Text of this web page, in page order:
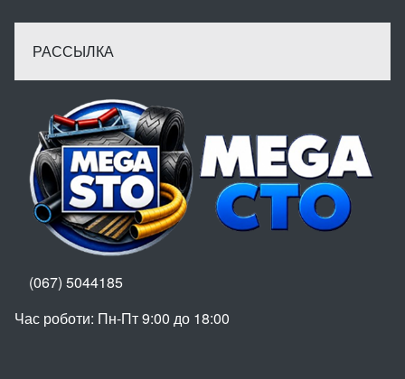
РАССЫЛКА
(067) 5044185
Час роботи: Пн-Пт 9:00 до 18:00